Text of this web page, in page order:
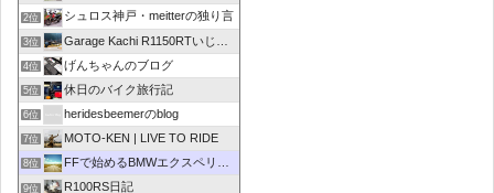
2位 シュロス神戸・meitterの独り言
3位 Garage Kachi R1150RTいじくり日記
4位 げんちゃんのブログ
5位 休日のバイク旅行記
6位 heridesbeemerのblog
7位 MOTO-KEN | LIVE TO RIDE
8位 FFで始めるBMWエクスペリエンス
9位 R100RS日記